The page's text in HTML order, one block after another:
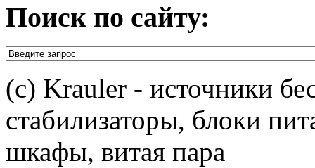
Поиск по сайту:
(c) Krauler - источники
стабилизаторы, блоки
шкафы, витая пара